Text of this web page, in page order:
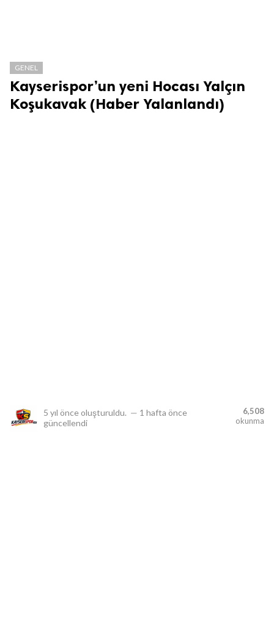
GENEL
Kayserispor’un yeni Hocası Yalçın
Koşukavak (Haber Yalanlandı)
5 yıl önce oluşturuldu. — 1 hafta önce
güncellendi
6,508
okunma